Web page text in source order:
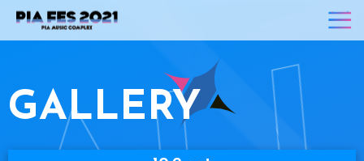
GALLERY